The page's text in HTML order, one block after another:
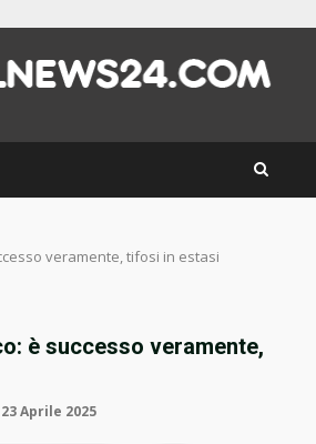
veramente, tifosi in estasi
è successo veramente,
23 Aprile 2025